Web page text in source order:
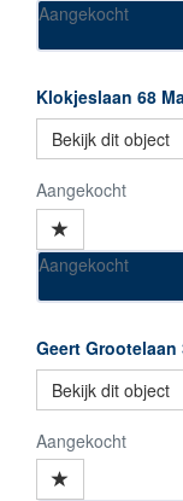
Aangekocht
Klokjeslaan 68
Bekijk dit object
Aangekocht
Aangekocht
Geert Grootelaan
Bekijk dit object
Aangekocht